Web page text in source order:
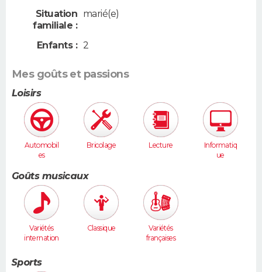
Situation
familiale :
marié(e)
Enfants : 2
Mes goûts et passions
Loisirs
Automobil
es
Bricolage Lecture
Informatiq
ue
Goûts musicaux
Variétés
internation
Classique
Variétés
françaises
Sports